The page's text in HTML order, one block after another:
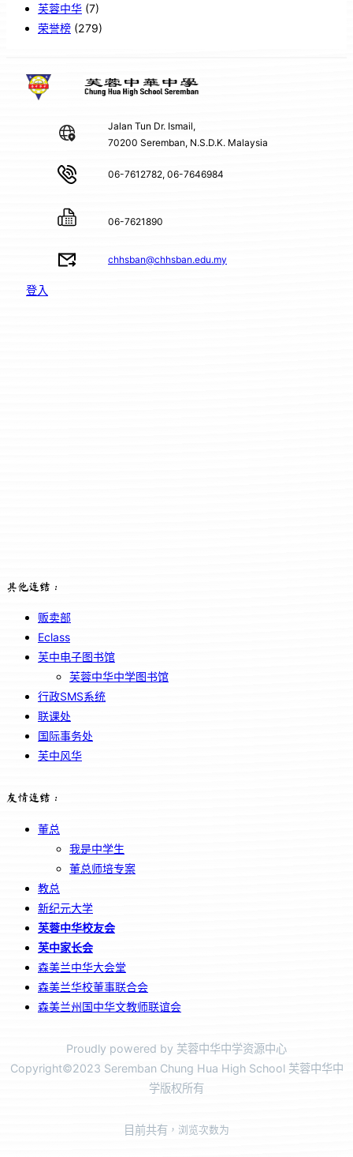
芙蓉中华 (7)
荣誉榜 (279)
Jalan Tun Dr. Ismail,
70200 Seremban, N.S.D.K. Malaysia
06-7612782, 06-7646984
06-7621890
chhsban@chhsban.edu.my
登入
其他连结：
贩卖部
Eclass
芙中电子图书馆
芙蓉中华中学图书馆
行政SMS系统
联课处
国际事务处
芙中风华
友情连结：
董总
我是中学生
董总师培专案
教总
新纪元大学
芙蓉中华校友会
芙中家长会
森美兰中华大会堂
森美兰华校董事联合会
森美兰州国中华文教师联谊会
Proudly powered by 芙蓉中华中学资源中心
Copyright©2023 Seremban Chung Hua High School 芙蓉中华中
学版权所有
目前共有 ，浏览次数为